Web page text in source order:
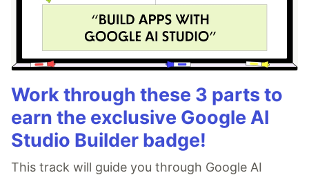
Work through these 3 parts to
earn the exclusive Google AI
Studio Builder badge!
This track will guide you through Google AI